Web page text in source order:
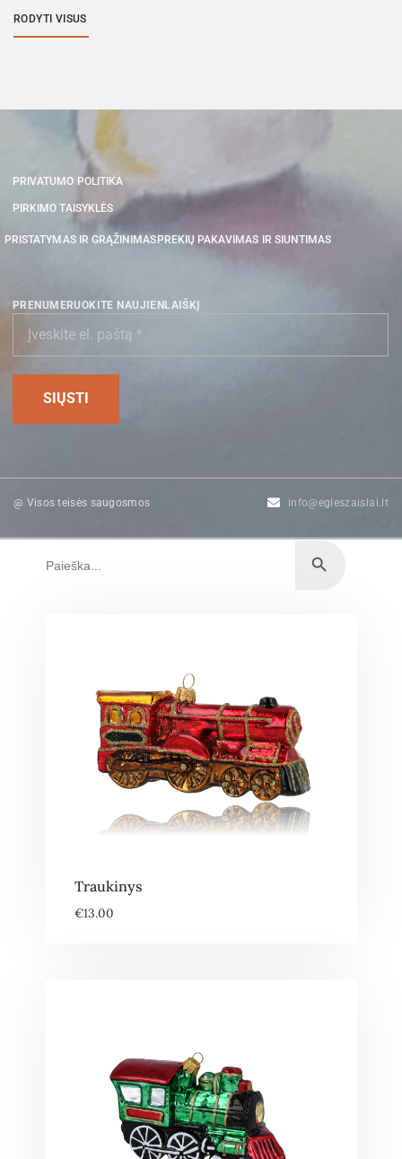
RODYTI VISUS
PRIVATUMO POLITIKA
PIRKIMO TAISYKLĖS
PRISTATYMAS IR GRĄŽINIMASPREKIŲ PAKAVIMAS IR SIUNTIMAS
PRENUMERUOKITE NAUJIENLAIŠKĮ
@ Visos teisės saugosmos info@egleszaislai.lt
Traukinys
€13.00